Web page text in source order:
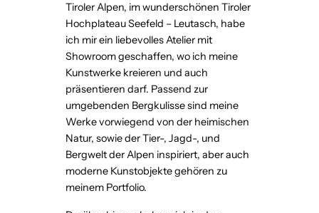
Tiroler Alpen, im wunderschönen Tiroler
Hochplateau Seefeld – Leutasch, habe
ich mir ein liebevolles Atelier mit
Showroom geschaffen, wo ich meine
Kunstwerke kreieren und auch
präsentieren darf. Passend zur
umgebenden Bergkulisse sind meine
Werke vorwiegend von der heimischen
Natur, sowie der Tier-, Jagd-, und
Bergwelt der Alpen inspiriert, aber auch
moderne Kunstobjekte gehören zu
meinem Portfolio.